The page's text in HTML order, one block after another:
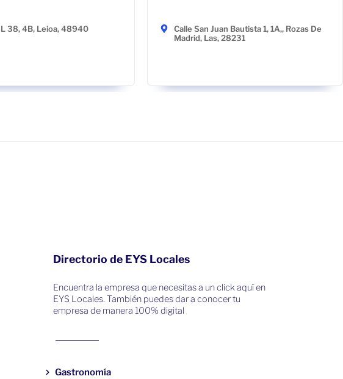
38, 4B, Leioa, 48940
Calle San Juan Bautista 1, 1A,, Rozas De
Madrid, Las, 28231
Directorio de EYS Locales
Encuentra la empresa que necesitas a un click aquí en
EYS Locales. También puedes dar a conocer tu
empresa de manera 100% digital
Gastronomía